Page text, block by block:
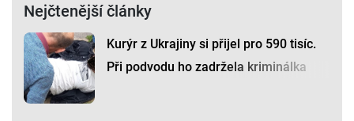
Nejčtenější články
Kurýr z Ukrajiny si přijel pro 590 tisíc.
Při podvodu ho zadržela kriminálka